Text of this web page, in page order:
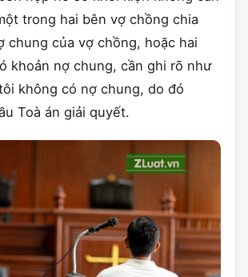
trong hai bên vợ chồng chia
chung của vợ chồng, hoặc hai
khoản nợ chung, cần ghi rõ như
không có nợ chung, do đó
Toà án giải quyết.